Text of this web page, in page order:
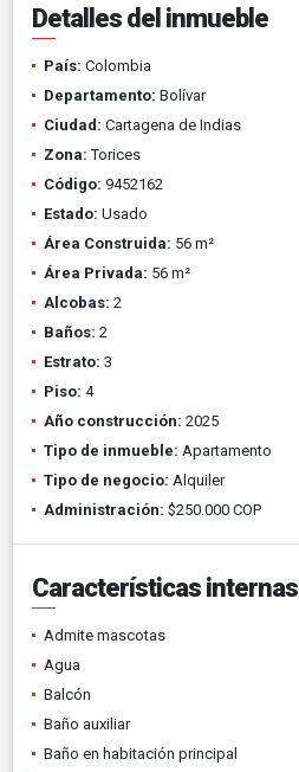
Detalles del inmueble
País: Colombia
Departamento: Bolívar
Ciudad: Cartagena de Indias
Zona: Torices
Código: 9452162
Estado: Usado
Área Construida: 56 m²
Área Privada: 56 m²
Alcobas: 2
Baños: 2
Estrato: 3
Piso: 4
Año construcción: 2025
Tipo de inmueble: Apartamento
Tipo de negocio: Alquiler
Administración: $250.000 COP
Características internas
Admite mascotas
Agua
Balcón
Baño auxiliar
Baño en habitación principal